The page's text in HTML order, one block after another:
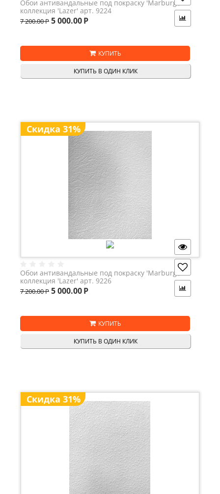
Обои антивандальные под покраску 'Marburg',
коллекция 'Lazer' арт. 9224
7 200.00Р 5 000.00Р
КУПИТЬ
КУПИТЬ В ОДИН КЛИК
Скидка 31%
Обои антивандальные под покраску 'Marburg',
коллекция 'Lazer' арт. 9226
7 200.00Р 5 000.00Р
КУПИТЬ
КУПИТЬ В ОДИН КЛИК
Скидка 31%